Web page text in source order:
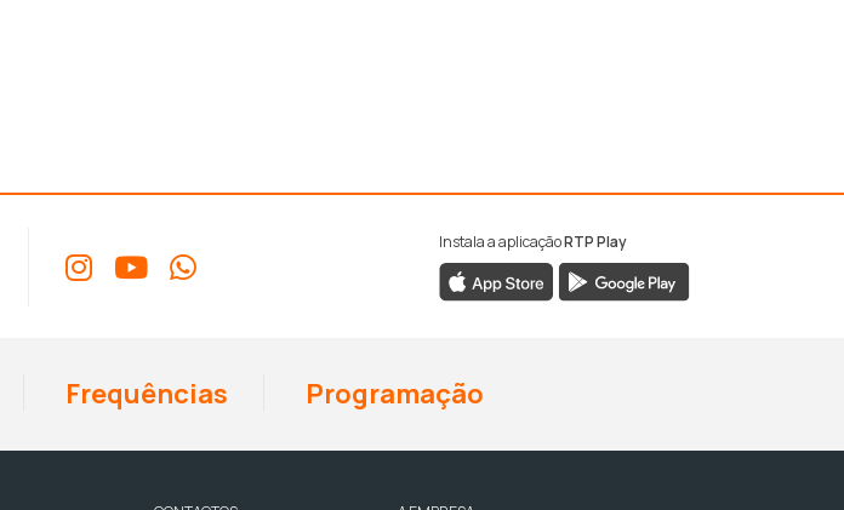
Instala a aplicaçãoRTP Play
Frequências Programação